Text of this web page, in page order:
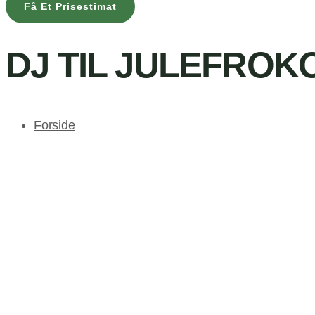
Få Et Prisestimat
DJ TIL
Forside